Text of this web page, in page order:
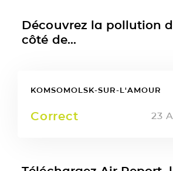
Découvrez la pollution
côté de...
KOMSOMOLSK-SUR-L'AMOUR
Correct 23